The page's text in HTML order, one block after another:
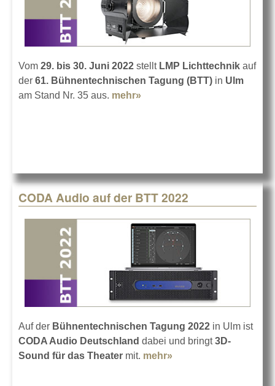
Vom 29. bis 30. Juni 2022 stellt LMP Lichttechnik auf
der 61. Bühnentechnischen Tagung (BTT) in Ulm
am Stand Nr. 35 aus. mehr»
CODA Audio auf der BTT 2022
Auf der Bühnentechnischen Tagung 2022 in Ulm ist
CODA Audio Deutschland dabei und bringt3D-
Sound für das Theater mit. mehr»